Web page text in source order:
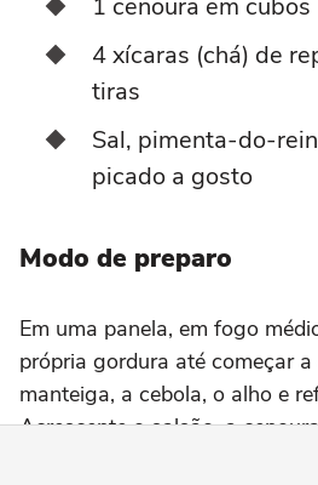
1 cenoura em cubos
4 xícaras (chá) de
tiras
Sal, pimenta-do-
picado a gosto
Modo de preparo
Em uma panela, em fogo
própria gordura até começar
manteiga, a cebola, o alho e
Acrescente o salsão, a